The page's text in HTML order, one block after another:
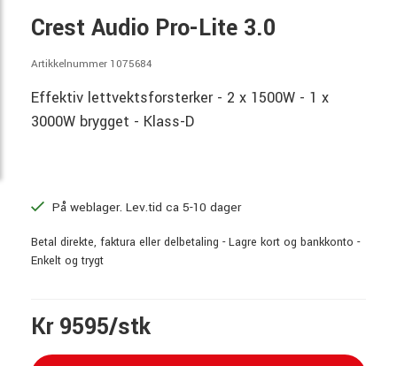
Crest Audio Pro-Lite 3.0
Artikkelnummer 1075684
Effektiv lettvektsforsterker - 2 x 1500W - 1 x
3000W brygget - Klass-D
På weblager. Lev.tid ca 5-10 dager
Betal direkte, faktura eller delbetaling - Lagre kort og bankkonto -
Enkelt og trygt
Kr 9595/stk